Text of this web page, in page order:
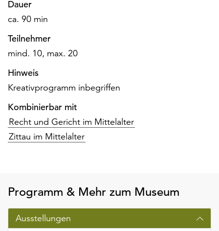
Schaltfläche
„Cookie-
zur
Verfügung.
Funktionale
Cookies
werden
auch
ohne
Ihr
Einverständnis
weiterhin
die
Cookies
anpassen,
Dauer
ca. 90 min
Teilnehmer
mind. 10, max. 20
Hinweis
Kreativprogramm inbegriffen
Kombinierbar mit
Recht und Gericht im Mittelalter
Zittau im Mittelalter
Programm & Mehr zum Museum
Ausstellungen